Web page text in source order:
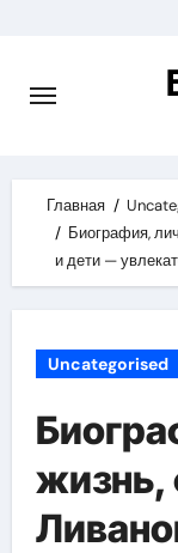
content
Главная
Биография,
и дети —
Uncategorised
жизнь,